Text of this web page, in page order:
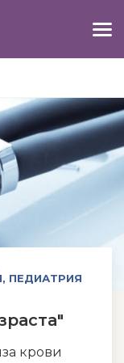
ПЕДИАТРИЯ
крови